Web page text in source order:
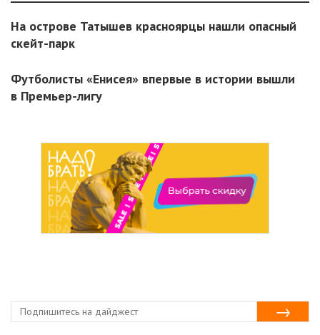
На острове Татышев красноярцы нашли опасный
скейт-парк
Футболисты «Енисея» впервые в истории вышли
в Премьер-лигу